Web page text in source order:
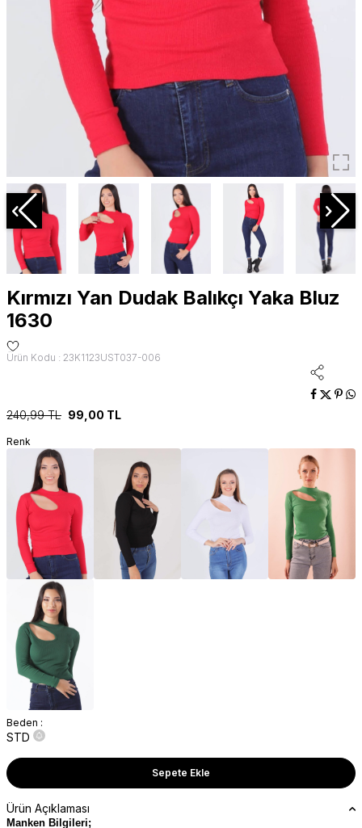
Kırmızı Yan Dudak Balıkçı Yaka Bluz
1630
Ürün Kodu : 23K1123UST037-006
240,99TL 99,00 TL
Renk
Beden :
STD
Sepete Ekle
Ürün Açıklaması
Manken Bilgileri;